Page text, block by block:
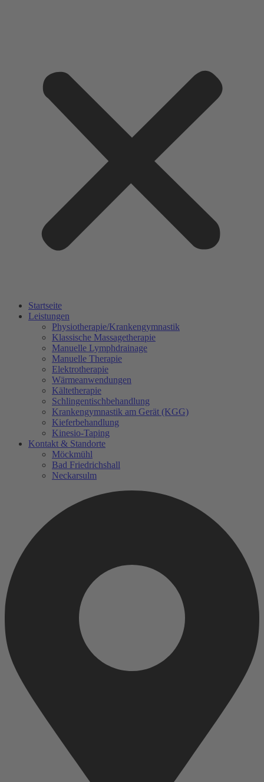
Startseite
Leistungen
Physiotherapie/Krankengymnastik
Klassische Massagetherapie
Manuelle Lymphdrainage
Manuelle Therapie
Elektrotherapie
Wärmeanwendungen
Kältetherapie
Schlingentischbehandlung
Krankengymnastik am Gerät (KGG)
Kieferbehandlung
Kinesio-Taping
Kontakt & Standorte
Möckmühl
Bad Friedrichshall
Neckarsulm